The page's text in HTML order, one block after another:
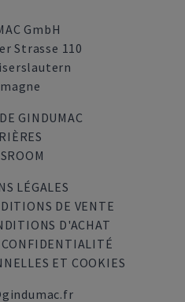
GmbH
Strasse 110
GINDUMAC
LÉGALES
DE VENTE
D'ACHAT
ET COOKIES